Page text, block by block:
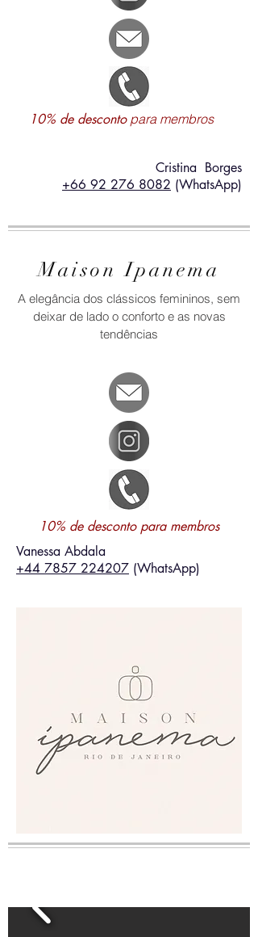
10% de descontopara membros
Cristina Borges
+66 92 276 8082 (WhatsApp)
Maison Ipanema
A elegância dos clássicos femininos, sem
deixar de lado o conforto e as novas
tendências
10% de desconto para membros
Vanessa Abdala
+44 7857 224207 (WhatsApp)